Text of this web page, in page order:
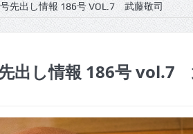
先出し情報 186号 VOL.7 武藤敬司
出し情報 186号 vol.7